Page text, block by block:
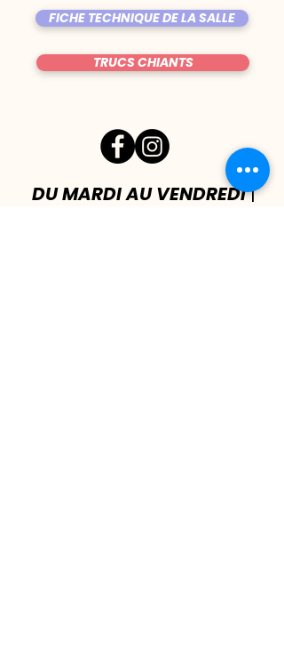
FICHE TECHNIQUE DE LA SALLE
TRUCS CHIANTS
DU MARDI AU VENDREDI|